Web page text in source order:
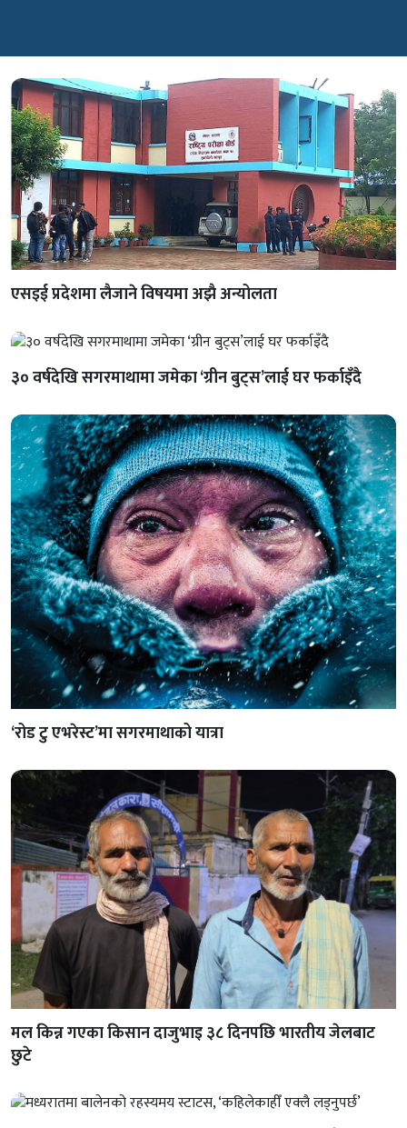
एसइई प्रदेशमा लैजाने विषयमा अझै अन्योलता
३० वर्षदेखि सगरमाथामा जमेका ‘ग्रीन बुट्स’लाई घर फर्काइँदै
‘रोड टु एभरेस्ट’मा सगरमाथाको यात्रा
मल किन्न गएका किसान दाजुभाइ ३८ दिनपछि भारतीय जेलबाट
छुटे